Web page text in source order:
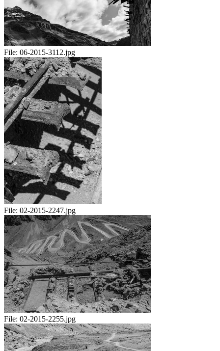
File: 06-2015-3112.jpg
File: 02-2015-2247.jpg
File: 02-2015-2255.jpg